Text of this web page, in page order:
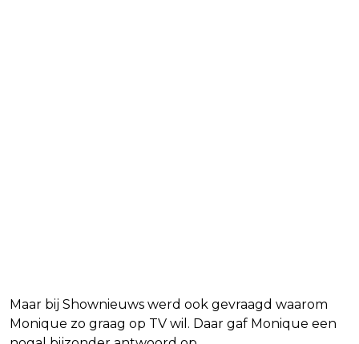
Maar bij Shownieuws werd ook gevraagd waarom
Monique zo graag op TV wil. Daar gaf Monique een